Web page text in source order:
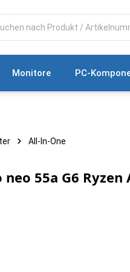
Monitore PC-
All-In-One
neo 55a G6 Ryzen